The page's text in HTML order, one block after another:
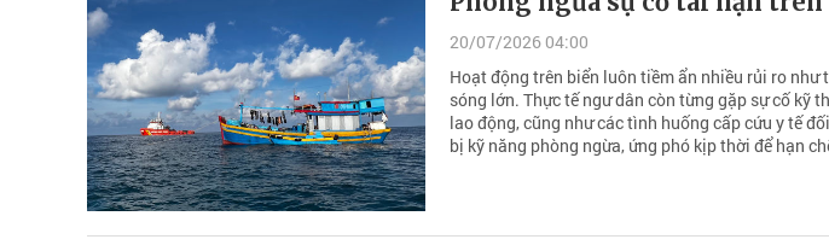
20/07/2026 04:00
Hoạt động trên biển luôn tiềm ẩn nhiều rủi ro
sóng lớn. Thực tế ngư dân còn từng gặp sự cố kỹ
lao động, cũng như các tình huống cấp cứu y tế
bị kỹ năng phòng ngừa, ứng phó kịp thời để hạn